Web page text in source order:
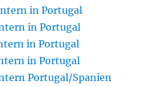
in Portugal
in Portugal
in Portugal
in Portugal
Portugal/Spanien